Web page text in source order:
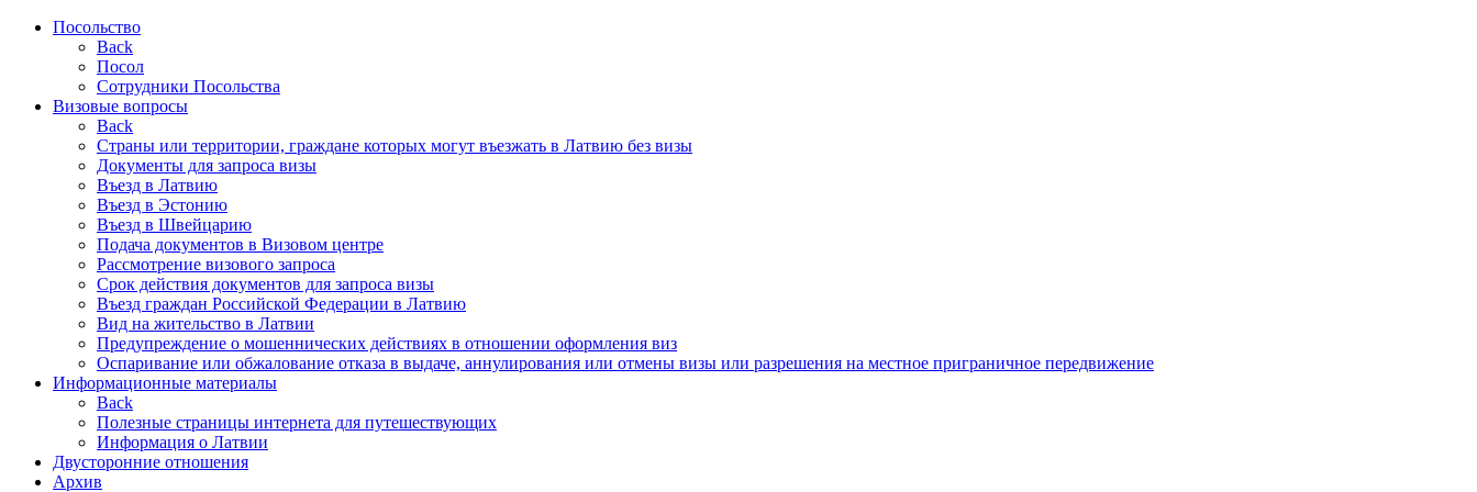
Посольство
Back
Посол
Сотрудники Посольства
Визовые вопросы
Back
Страны или территории, граждане которых могут въезжать в Латвию без визы
Документы для запроса визы
Въезд в Латвию
Въезд в Эстонию
Въезд в Швейцарию
Подача документов в Визовом центре
Рассмотрение визового запроса
Срок действия документов для запроса визы
Въезд граждан Российской Федерации в Латвию
Вид на жительство в Латвии
Предупреждение о мошеннических действиях в отношении оформления виз
Оспаривание или обжалование отказа в выдаче, аннулирования или отмены визы или разрешения на местное приграничное передвижение
Информационные материалы
Back
Полезные страницы интернета для путешествующих
Информация о Латвии
Двусторонние отношения
Aрхив